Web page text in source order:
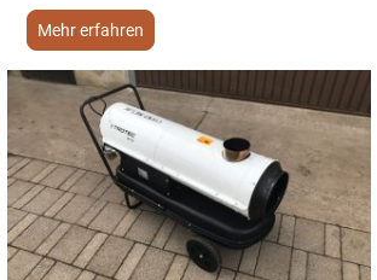
Mehr erfahren